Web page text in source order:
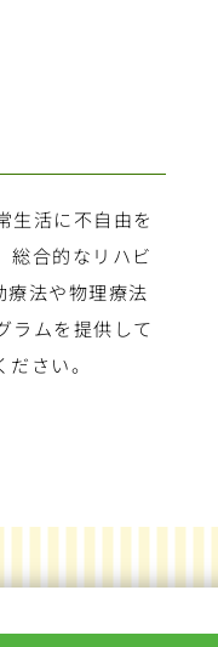
生活に不自由を
総合的なリハビ
療法や物理療法
ラムを提供して
さい。